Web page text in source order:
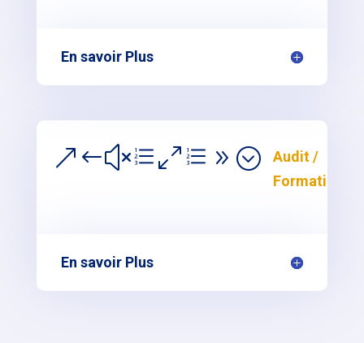
En savoir Plus
&#xe0e9;
Audit /
Formations
En savoir Plus